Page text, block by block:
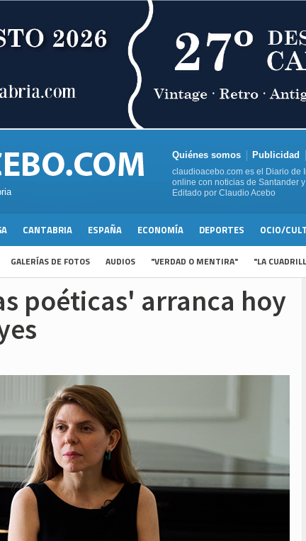
Quiénes somos Publicidad
claudioacebo.com es el Diario de
online con noticias de Santander
Editado por Claudio Acebo
CANTABRIA ESPAÑA ECONOMÍA DEPORTES OCIO/
GALERÍAS DE FOTOS AUDIOS "VERDAD O MENTIRA" "LA
poéticas' arranca hoy